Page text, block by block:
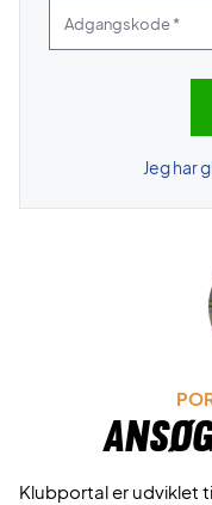
Jeg har
Klubportal er udviklet